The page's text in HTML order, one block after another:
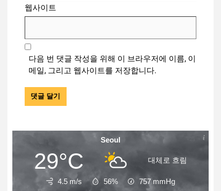
웹사이트
다음 번 댓글 작성을 위해 이 브라우저에 이름, 이
메일, 그리고 웹사이트를 저장합니다.
Seoul
29°C 대체로 흐림
4.5 m/s 56% 757 mmHg